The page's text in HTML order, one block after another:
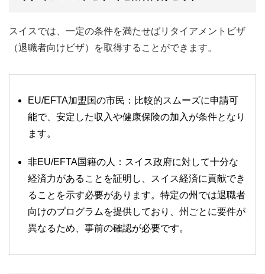
スイスでは、一定の条件を満たせばリタイアメントビザ
（退職者向けビザ）を取得することができます。
EU/EFTA加盟国の市民：比較的スムーズに申請可
能で、安定した収入や健康保険の加入が条件となり
ます。
非EU/EFTA国籍の人：スイス政府に対して十分な
経済力があることを証明し、スイス経済に貢献でき
ることを示す必要があります。特定の州では退職者
向けのプログラムを提供しており、州ごとに要件が
異なるため、事前の確認が必要です。